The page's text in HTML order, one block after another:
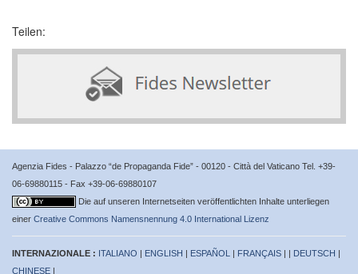
Teilen:
Agenzia Fides - Palazzo “de Propaganda Fide” - 00120 - Città del Vaticano Tel. +39-
06-69880115 - Fax +39-06-69880107
Die auf unseren Internetseiten veröffentlichten Inhalte unterliegen
einer Creative Commons Namensnennung 4.0 International Lizenz
INTERNAZIONALE : ITALIANO | ENGLISH | ESPAÑOL | FRANÇAIS | | DEUTSCH |
CHINESE |